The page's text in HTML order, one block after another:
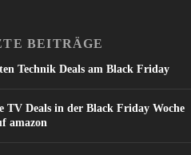
BEITRÄGE
Technik Deals am Black Friday
TV Deals in der Black Friday Woche
amazon